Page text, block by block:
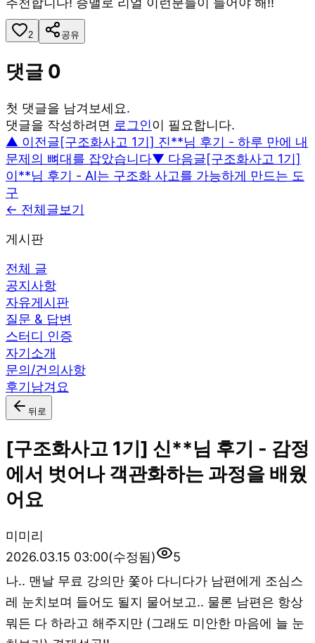
2 공유
댓글 0
첫 댓글을 남겨보세요.
댓글을 작성하려면 로그인이 필요합니다.
▲ 이전글[구조화사고 1기] 진**님 후기 - 하루 만에 내
문제의 뼈대를 잡았습니다▼ 다음글[구조화사고 1기]
이**님 후기 - AI는 구조화 사고를 가능하게 만드는 도
구
← 전체글보기
게시판
전체 글
공지사항
자유게시판
질문 & 답변
스터디 인증
자기소개
문의/건의사항
후기남겨요
뒤로
[구조화사고 1기] 신**님 후기 - 감정
에서 벗어나 객관화하는 과정을 배웠
어요
미미리
2026.03.15 03:00(수정됨)
5
나.. 맨날 무료 강의만 쫓아 다니다가 남편에게 조심스
레 눈치보며 들어도 될지 물어보고.. 물론 남편은 항상
뭐든 다 하라고 해주지만 (그래도 미안한 마음에 늘 눈